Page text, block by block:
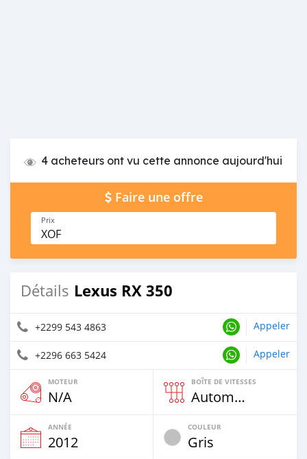
4 acheteurs ont vu cette annonce aujourd'hui
Faire une offre
Prix
XOF
Détails Lexus RX 350
+2299 543 4863 Appeler
+2296 663 5424 Appeler
MOTEUR
N/A
BOÎTE DE VITESSES
Automatique
ANNÉE
2012
COULEUR
Gris